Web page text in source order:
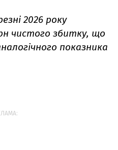
2026 року
чистого збитку, що
показника